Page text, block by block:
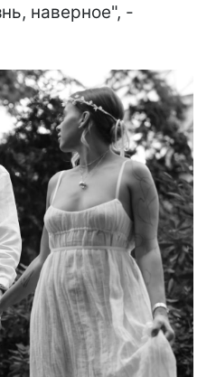
наверное", -